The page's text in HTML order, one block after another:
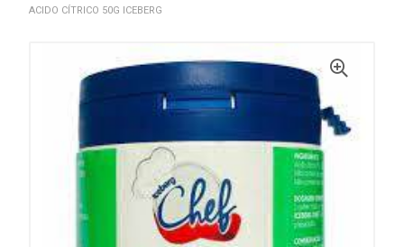
ACIDO CÍTRICO 50G ICEBERG